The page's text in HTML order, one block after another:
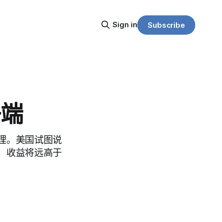
Sign in Subscribe
。美国试图说
收益将远高于